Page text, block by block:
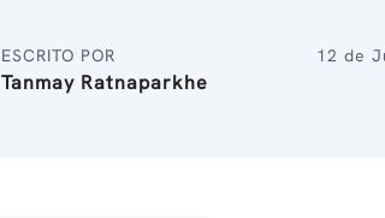
ESCRITO POR
Tanmay Ratnaparkhe
12 de